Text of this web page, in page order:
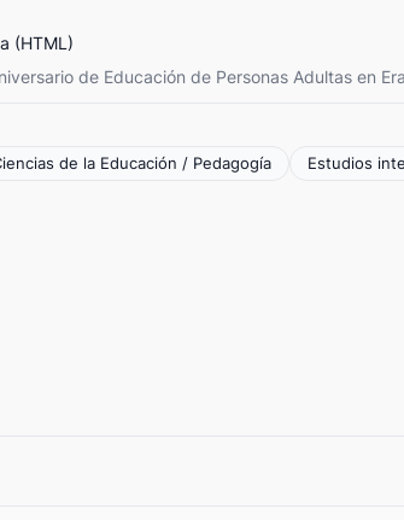
(HTML)
de Educación de Personas Adultas en
de la Educación / Pedagogía
Estudios